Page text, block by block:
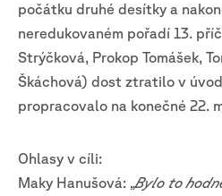
počátku druhé desítky a
neredukovaném pořadí 13.
Strýčková, Prokop Tomášek,
Škáchová) dost ztratilo v
propracovalo na konečné 22.
Ohlasy v cíli:
Maky Hanušová: „Bylo to